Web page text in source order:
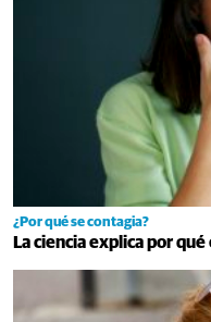
¿Por qué se contagia?
La ciencia explica por